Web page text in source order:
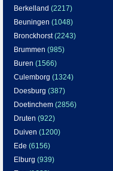
Berkelland (2217)
Beuningen (1048)
Bronckhorst(2243)
Brummen (985)
Buren (1566)
Culemborg (1324)
Doesburg (387)
Doetinchem (2856)
Druten (922)
Duiven (1200)
Ede (6156)
Elburg (939)